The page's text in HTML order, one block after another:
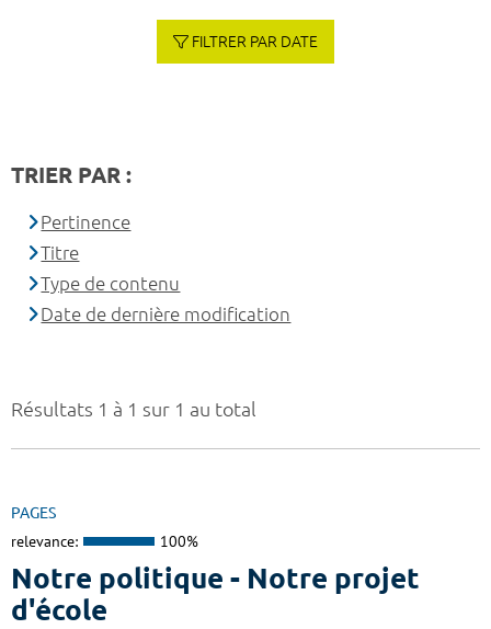
Résultats 1 à 1 sur 1 au total
PAGES
relevance: 100%
Notre politique - Notre projet
d'école
FILTRER PAR DATE
TRIER PAR :
Pertinence
Titre
Type de contenu
Date de dernière modification